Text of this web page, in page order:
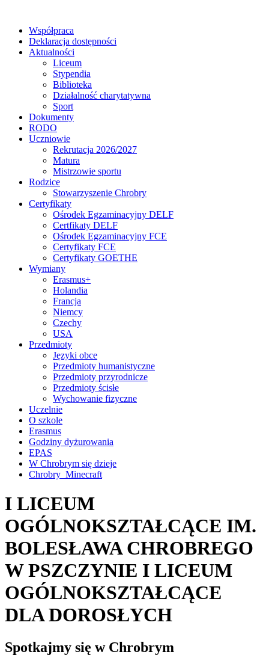
Współpraca
Deklaracja dostępności
Aktualności
Liceum
Stypendia
Biblioteka
Działalność charytatywna
Sport
Dokumenty
RODO
Uczniowie
Rekrutacja 2026/2027
Matura
Mistrzowie sportu
Rodzice
Stowarzyszenie Chrobry
Certyfikaty
Ośrodek Egzaminacyjny DELF
Certfikaty DELF
Ośrodek Egzaminacyjny FCE
Certyfikaty FCE
Certyfikaty GOETHE
Wymiany
Erasmus+
Holandia
Francja
Niemcy
Czechy
USA
Przedmioty
Języki obce
Przedmioty humanistyczne
Przedmioty przyrodnicze
Przedmioty ścisłe
Wychowanie fizyczne
Uczelnie
O szkole
Erasmus
Godziny dyżurowania
EPAS
W Chrobrym się dzieje
Chrobry_Minecraft
I LICEUM
OGÓLNOKSZTAŁCĄCE IM.
BOLESŁAWA CHROBREGO
W PSZCZYNIE I LICEUM
OGÓLNOKSZTAŁCĄCE
DLA DOROSŁYCH
Spotkajmy się w Chrobrym